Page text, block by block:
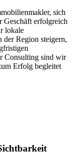
sich
Geschäft erfolgreich
lokale
der Region steigern,
Consulting sind wir
Erfolg begleitet